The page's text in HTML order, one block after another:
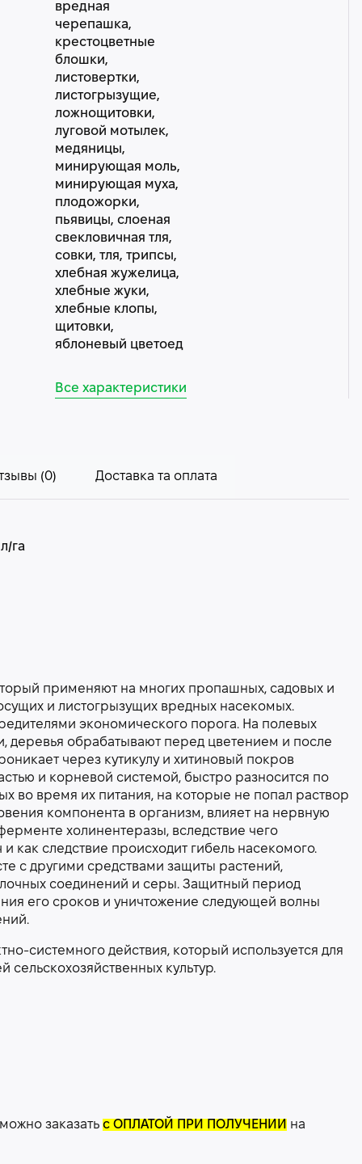
вредная
черепашка,
крестоцветные
блошки,
листовертки,
листогрызущие,
ложнощитовки,
луговой мотылек,
медяницы,
минирующая моль,
минирующая муха,
плодожорки,
пьявицы, слоеная
свекловичная тля,
совки, тля, трипсы,
хлебная жужелица,
хлебные жуки,
хлебные клопы,
щитовки,
яблоневый цветоед
Все характеристики
(0) Доставка та оплата
га
применяют на многих пропашных, садовых и
и листогрызущих вредных насекомых.
экономического порога. На полевых
деревья обрабатывают перед цветением и после
через кутикулу и хитиновый покров
и корневой системой, быстро разносится по
во время их питания, на которые не попал раствор
компонента в организм, влияет на нервную
холинентеразы, вследствие чего
как следствие происходит гибель насекомого.
с другими средствами защиты растений,
соединений и серы. Защитный период
его сроков и уничтожение следующей волны
системного действия, который используется для
культур.
заказать с ОПЛАТОЙ ПРИ ПОЛУЧЕНИИ на